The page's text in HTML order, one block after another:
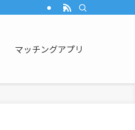
マッチングアプリ